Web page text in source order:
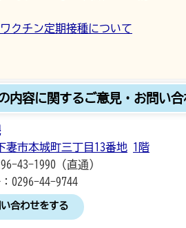
クチン定期接種について
内容に関するご意見・お問い
妻市本城町三丁目13番地 1階
43-1990（直通）
0296-44-9744
合わせをする